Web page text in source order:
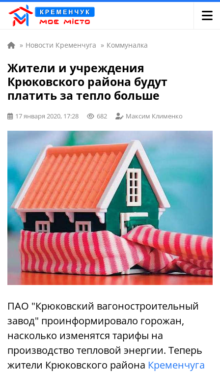
» Новости Кременчуга » Коммуналка
Жители и учреждения
Крюковского района будут
платить за тепло больше
17 января 2020, 17:28 682 Максим Клименко
ПАО "Крюковский вагоностроительный
завод" проинформировало горожан,
насколько изменятся тарифы на
производство тепловой энергии. Теперь
жители Крюковского района Кременчуга